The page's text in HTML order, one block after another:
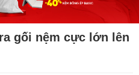
gối nệm cực lớn lên